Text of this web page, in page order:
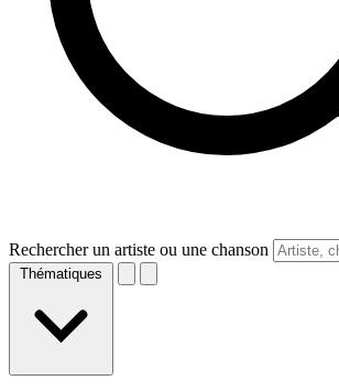
Rechercher un artiste ou une chanson
Thématiques